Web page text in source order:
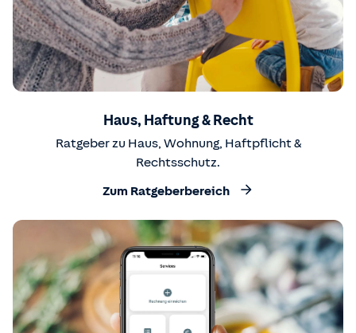
Haus, Haftung & Recht
Ratgeber zu Haus, Wohnung, Haftpflicht &
Rechtsschutz.
Zum Ratgeberbereich